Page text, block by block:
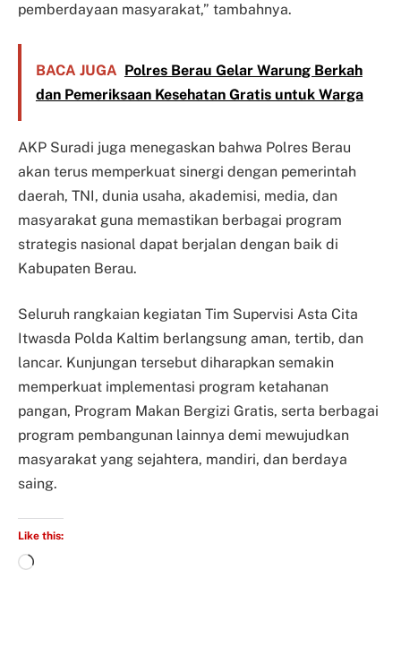
pemberdayaan masyarakat,” tambahnya.
BACA JUGA Polres Berau Gelar Warung Berkah
dan Pemeriksaan Kesehatan Gratis untuk Warga
AKP Suradi juga menegaskan bahwa Polres Berau
akan terus memperkuat sinergi dengan pemerintah
daerah, TNI, dunia usaha, akademisi, media, dan
masyarakat guna memastikan berbagai program
strategis nasional dapat berjalan dengan baik di
Kabupaten Berau.
Seluruh rangkaian kegiatan Tim Supervisi Asta Cita
Itwasda Polda Kaltim berlangsung aman, tertib, dan
lancar. Kunjungan tersebut diharapkan semakin
memperkuat implementasi program ketahanan
pangan, Program Makan Bergizi Gratis, serta berbagai
program pembangunan lainnya demi mewujudkan
masyarakat yang sejahtera, mandiri, dan berdaya
saing.
Like this: